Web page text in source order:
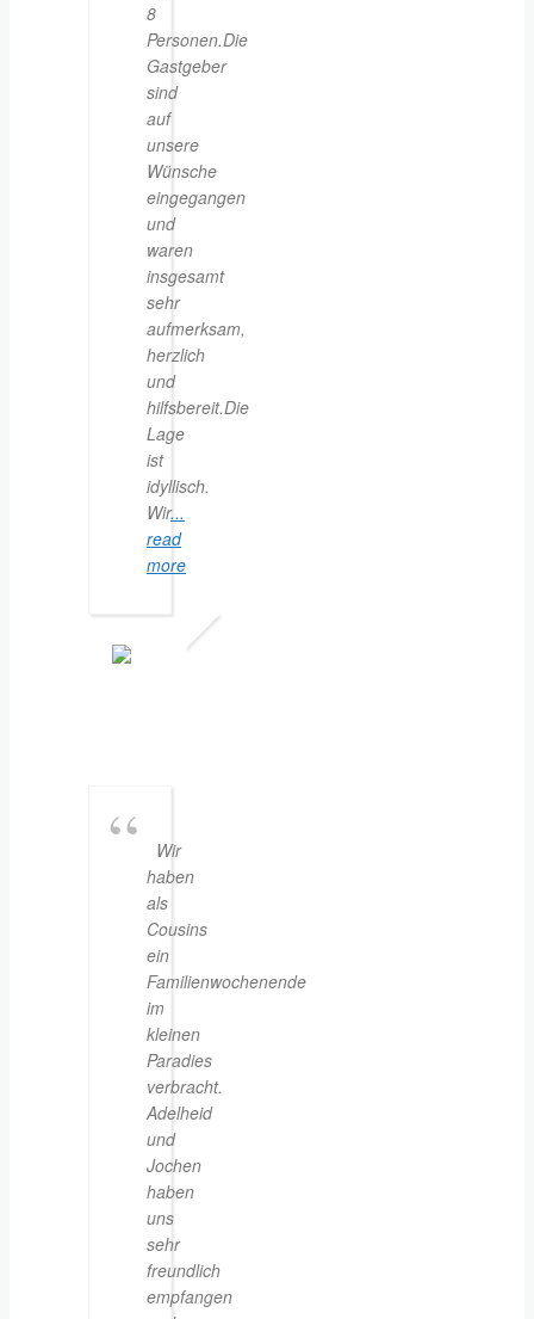
8
Personen.Die
Gastgeber
sind
auf
unsere
Wünsche
eingegangen
und
waren
insgesamt
sehr
aufmerksam,
herzlich
und
hilfsbereit.Die
Lage
ist
idyllisch.
Wir...
read
more
Wir
haben
als
Cousins
ein
Familienwochenende
im
kleinen
Paradies
verbracht.
Adelheid
und
Jochen
haben
uns
sehr
freundlich
empfangen